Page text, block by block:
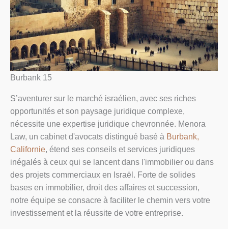
Burbank 15
S’aventurer sur le marché israélien, avec ses riches
opportunités et son paysage juridique complexe,
nécessite une expertise juridique chevronnée. Menora
Law, un cabinet d'avocats distingué basé à Burbank,
Californie, étend ses conseils et services juridiques
inégalés à ceux qui se lancent dans l'immobilier ou dans
des projets commerciaux en Israël. Forte de solides
bases en immobilier, droit des affaires et succession,
notre équipe se consacre à faciliter le chemin vers votre
investissement et la réussite de votre entreprise.